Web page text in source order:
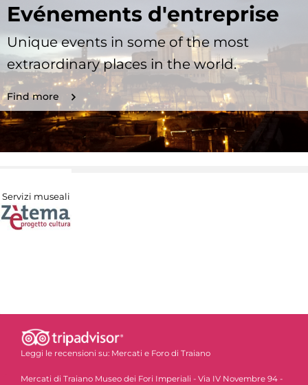
Evénements d'entreprise
Unique events in some of the most
extraordinary places in the world.
Find more
Servizi museali
Leggi le recensioni su: Mercati e Foro di Traiano
Mercati di Traiano Museo dei Fori Imperiali - Via IV Novembre 94 -